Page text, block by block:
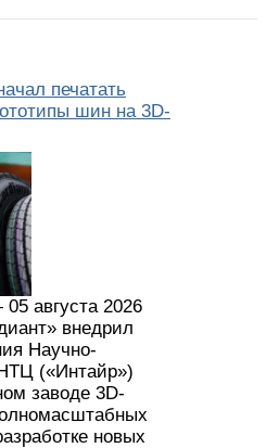
печатать
шин на 3D-
августа 2026
внедрил
Научно-
(«Интайр»)
заводе 3D-
новых